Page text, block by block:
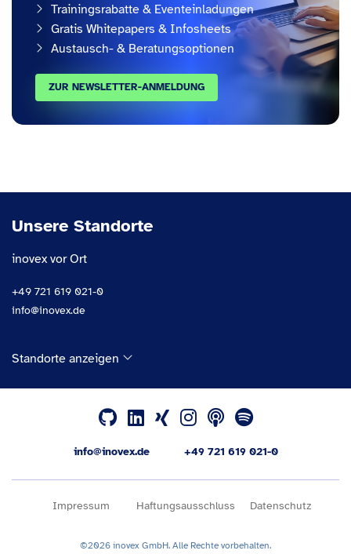
Trainingsrabatte & Eventeinladungen
Gratis Whitepapers & Infosheets
Austausch- & Beratungsoptionen
ZUR NEWSLETTER-ANMELDUNG
Unsere Standorte
inovex vor Ort
+49 721 619 021-0
info@inovex.de
Standorte anzeigen
info@inovex.de +49 721 619 021-0
Impressum Haftungsausschluss Datenschutz
©2026 inovex GmbH. Alle Rechte vorbehalten.